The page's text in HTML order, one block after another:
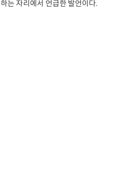
는 자리에서 언급한 발언이다.